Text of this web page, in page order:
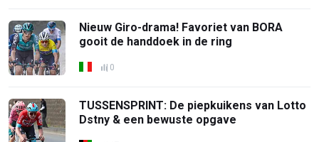
Nieuw Giro-drama! Favoriet van BORA
gooit de handdoek in de ring
0
TUSSENSPRINT: De piepkuikens van Lotto
Dstny & een bewuste opgave